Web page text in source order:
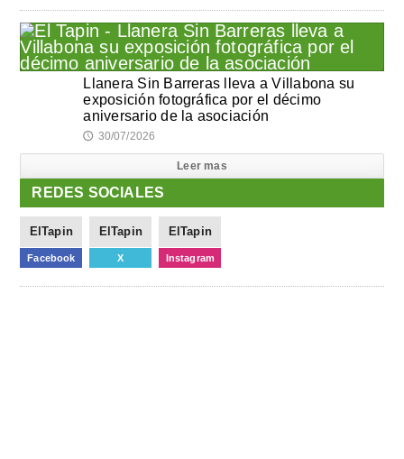
Llanera Sin Barreras lleva a Villabona su
exposición fotográfica por el décimo
aniversario de la asociación
🕔 30/07/2026
Leer mas
REDES SOCIALES
ElTapin
Facebook
ElTapin
X
ElTapin
Instagram